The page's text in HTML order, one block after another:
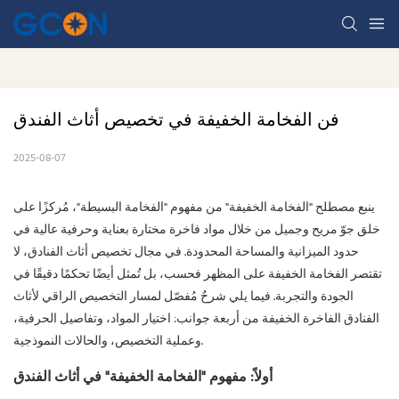
فن الفخامة الخفيفة في تخصيص أثاث الفندق
2025-08-07
ينبع مصطلح "الفخامة الخفيفة" من مفهوم "الفخامة البسيطة"، مُركزًا على
خلق جوّ مريح وجميل من خلال مواد فاخرة مختارة بعناية وحرفية عالية في
حدود الميزانية والمساحة المحدودة. في مجال تخصيص أثاث الفنادق، لا
تقتصر الفخامة الخفيفة على المظهر فحسب، بل تُمثل أيضًا تحكمًا دقيقًا في
الجودة والتجربة. فيما يلي شرحٌ مُفصّل لمسار التخصيص الراقي لأثاث
الفنادق الفاخرة الخفيفة من أربعة جوانب: اختيار المواد، وتفاصيل الحرفية،
وعملية التخصيص، والحالات النموذجية.
أولاً: مفهوم "الفخامة الخفيفة" في أثاث الفندق